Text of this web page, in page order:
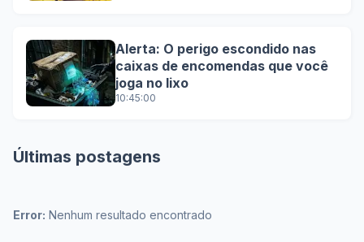
Alerta: O perigo escondido nas
caixas de encomendas que você
joga no lixo
10:45:00
Últimas postagens
Error: Nenhum resultado encontrado